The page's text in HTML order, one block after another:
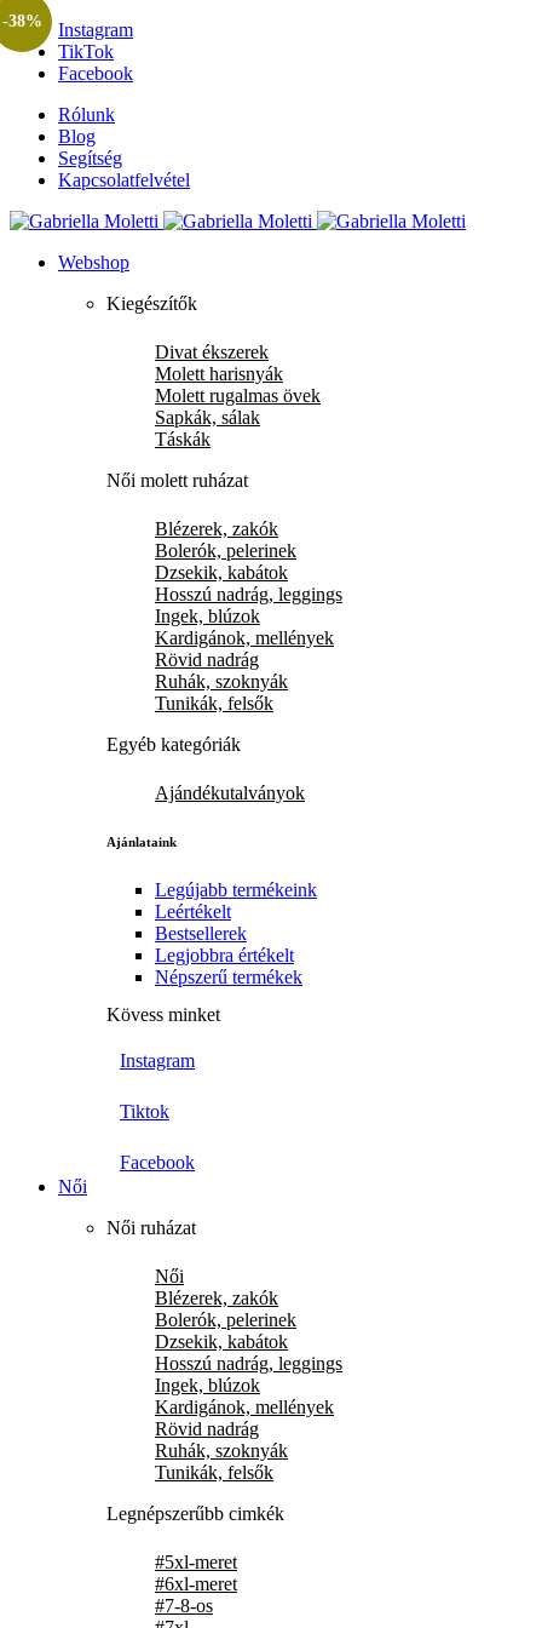
Instagram
TikTok
Facebook
Rólunk
Blog
Segítség
Kapcsolatfelvétel
Webshop
Kiegészítők
Divat ékszerek
Molett harisnyák
Molett rugalmas övek
Sapkák, sálak
Táskák
Női molett ruházat
Blézerek, zakók
Bolerók, pelerinek
Dzsekik, kabátok
Hosszú nadrág, leggings
Ingek, blúzok
Kardigánok, mellények
Rövid nadrág
Ruhák, szoknyák
Tunikák, felsők
Egyéb kategóriák
Ajándékutalványok
Ajánlataink
Legújabb termékeink
Leértékelt
Bestsellerek
Legjobbra értékelt
Népszerű termékek
Kövess minket
Instagram
Tiktok
Facebook
Női
Női ruházat
Női
Blézerek, zakók
Bolerók, pelerinek
Dzsekik, kabátok
Hosszú nadrág, leggings
Ingek, blúzok
Kardigánok, mellények
Rövid nadrág
Ruhák, szoknyák
Tunikák, felsők
Legnépszerűbb cimkék
#5xl-meret
#6xl-meret
#7-8-os
-38%